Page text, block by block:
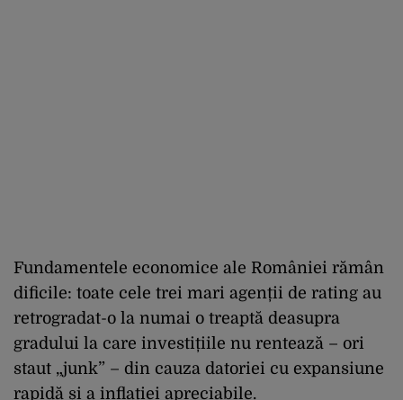
Fundamentele economice ale României rămân
dificile: toate cele trei mari agenții de rating au
retrogradat-o la numai o treaptă deasupra
gradului la care investițiile nu rentează – ori
staut „junk” – din cauza datoriei cu expansiune
rapidă și a inflației apreciabile.